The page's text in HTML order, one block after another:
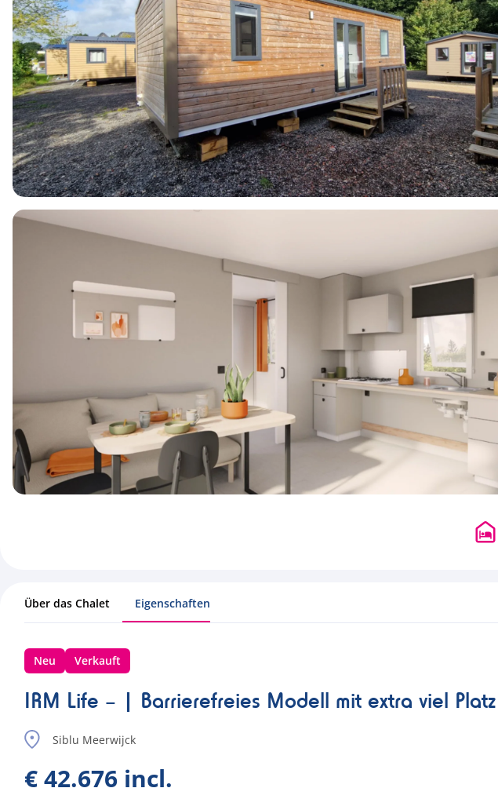
Über das Chalet Eigenschaften
Neu Verkauft
IRM Life – | Barrierefreies Modell mit extra viel
Siblu Meerwijck
€ 42.676 incl.